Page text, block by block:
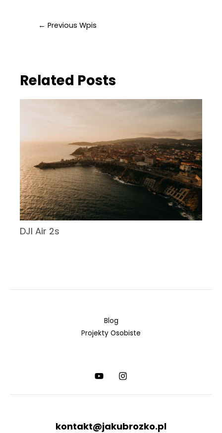
← Previous Wpis
Related Posts
DJI Air 2s
Blog
Projekty Osobiste
kontakt@jakubrozko.pl